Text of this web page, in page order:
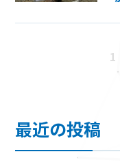
1
最近の投稿